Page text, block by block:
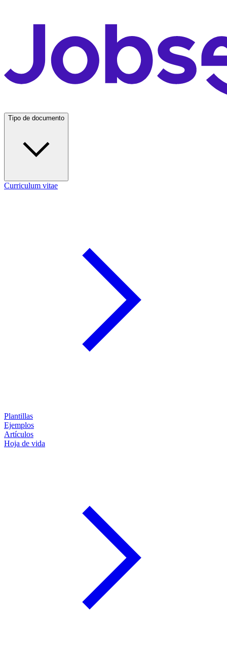
Tipo de documento
Curriculum vitae
Plantillas
Ejemplos
Artículos
Hoja de vida